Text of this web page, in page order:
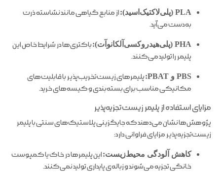
PLA (پلی‌لاکتیک‌اسید):
از منابع گیاهی مانند نشاسته ذرت
به‌دست می‌آید.
PHA (پلی‌هیدروکسی‌آلکانوآت):
باکتری‌ها در شرایط خاص این
پلیمر را تولید می‌کنند.
PBS و PBAT:
پلیمرهای زیست‌تخریب‌پذیر با قابلیت‌های
مکانیکی مناسب برای بسته‌بندی و کیسه‌های خرید.
مزایای استفاده از پلیمر زیست‌تجزیه‌پذیر
پژوهش‌ها نشان می‌دهند که جایگزینی پلاستیک‌های سنتی با پلیمر
زیست‌تجزیه‌پذیر مزایای فراوانی دارد:
کاهش آلودگی محیط‌زیست:این پلیمرها در خاک یا کمپوست
خانگی تجزیه می‌شوند و زباله‌ی پایداری تولید نمی‌کنند.